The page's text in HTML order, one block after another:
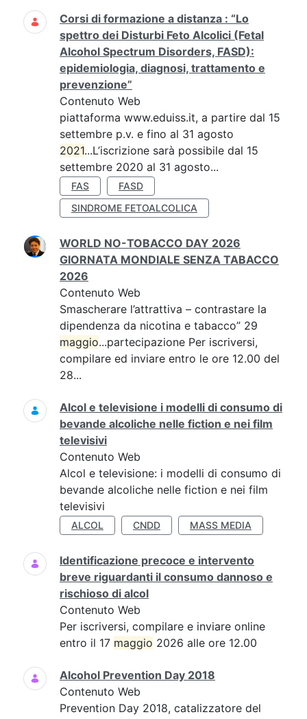
Corsi di formazione a distanza : “Lo
spettro dei Disturbi Feto Alcolici (Fetal
Alcohol Spectrum Disorders, FASD):
epidemiologia, diagnosi, trattamento e
prevenzione”
Contenuto Web
piattaforma www.eduiss.it, a partire dal 15
settembre p.v. e fino al 31 agosto
2021...L’iscrizione sarà possibile dal 15
settembre 2020 al 31 agosto...
FAS
FASD
SINDROME FETOALCOLICA
WORLD NO-TOBACCO DAY 2026
GIORNATA MONDIALE SENZA TABACCO
2026
Contenuto Web
Smascherare l’attrattiva – contrastare la
dipendenza da nicotina e tabacco” 29
maggio...partecipazione Per iscriversi,
compilare ed inviare entro le ore 12.00 del
28...
Alcol e televisione i modelli di consumo di
bevande alcoliche nelle fiction e nei film
televisivi
Contenuto Web
Alcol e televisione: i modelli di consumo di
bevande alcoliche nelle fiction e nei film
televisivi
ALCOL CNDD MASS MEDIA
Identificazione precoce e intervento
breve riguardanti il consumo dannoso e
rischioso di alcol
Contenuto Web
Per iscriversi, compilare e inviare online
entro il 17 maggio 2026 alle ore 12.00
Alcohol Prevention Day 2018
Contenuto Web
Prevention Day 2018, catalizzatore del